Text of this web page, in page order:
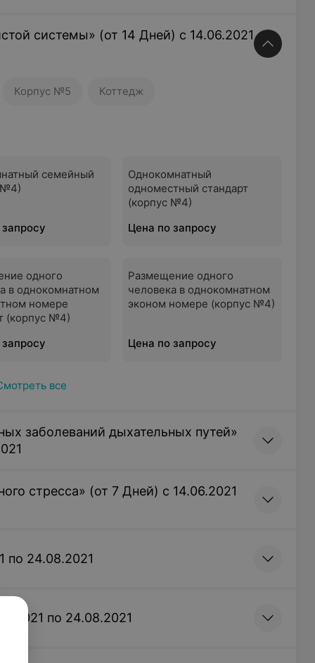
системы» (от 14 Дней) с 14.06.2021
Корпус №5 Коттедж
семейный
№4)
Однокомнатный
одноместный стандарт
(корпус №4)
Цена по запросу
одного
в однокомнатном
номере
(корпус №4)
Размещение одного
человека в однокомнатном
эконом номере (корпус №4)
Цена по запросу
все
заболеваний дыхательных путей»
стресса» (от 7 Дней) с 14.06.2021
по 24.08.2021
по 24.08.2021